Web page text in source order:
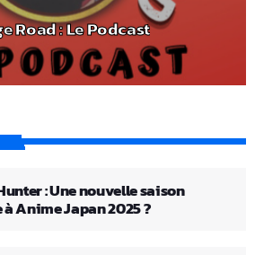
Road : Le Podcast
: Une nouvelle saison
Anime Japan 2025 ?